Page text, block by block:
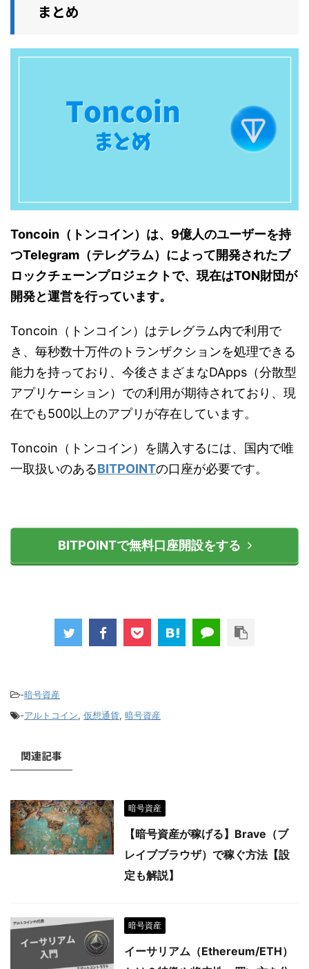
まとめ
Toncoin（トンコイン）は、9億人のユーザーを持
つTelegram（テレグラム）によって開発されたブ
ロックチェーンプロジェクトで、現在はTON財団が
開発と運営を行っています。
Toncoin（トンコイン）はテレグラム内で利用で
き、毎秒数十万件のトランザクションを処理できる
能力を持っており、今後さまざまなDApps（分散型
アプリケーション）での利用が期待されており、現
在でも500以上のアプリが存在しています。
Toncoin（トンコイン）を購入するには、国内で唯
一取扱いのあるBITPOINTの口座が必要です。
BITPOINTで無料口座開設をする
-暗号資産
-アルトコイン, 仮想通貨, 暗号資産
関連記事
暗号資産
【暗号資産が稼げる】Brave（ブ
レイブブラウザ）で稼ぐ方法【設
定も解説】
暗号資産
イーサリアム（Ethereum/ETH）